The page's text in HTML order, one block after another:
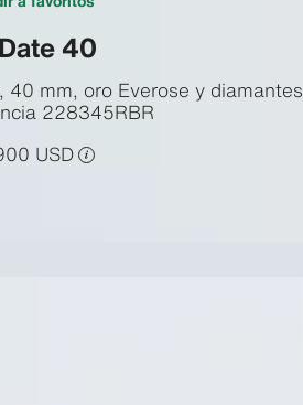
40
40 mm, oro Everose y diamantes
228345RBR
USD